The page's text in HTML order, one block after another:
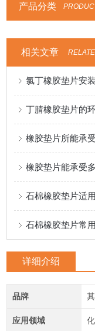
产品分类
相关文章
氯丁橡胶垫片安
丁腈橡胶垫片的
橡胶垫片所能承
橡胶垫片能承受
石棉橡胶垫片适
石棉橡胶垫片常
详细介绍
品牌
应用领域